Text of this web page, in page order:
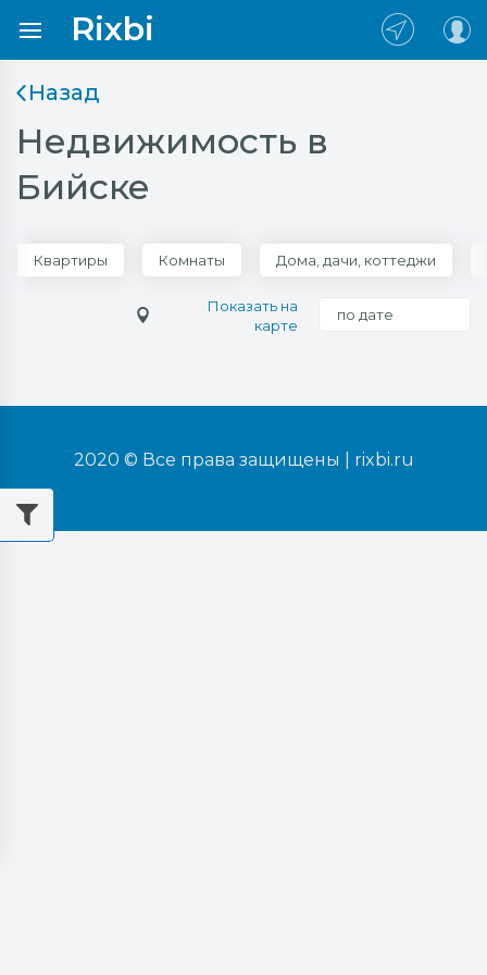
Rixbi
Назад
Недвижимость в
Бийске
Квартиры Комнаты Дома, дачи, коттеджи
Показать на
карте
по дате
2020 © Все права защищены | rixbi.ru